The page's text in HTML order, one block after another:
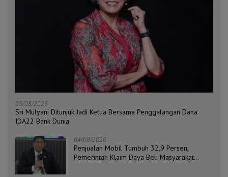
05/08/2026
Sri Mulyani Ditunjuk Jadi Ketua Bersama Penggalangan Dana
IDA22 Bank Dunia
04/08/2026
Penjualan Mobil Tumbuh 32,9 Persen,
Pemerintah Klaim Daya Beli Masyarakat